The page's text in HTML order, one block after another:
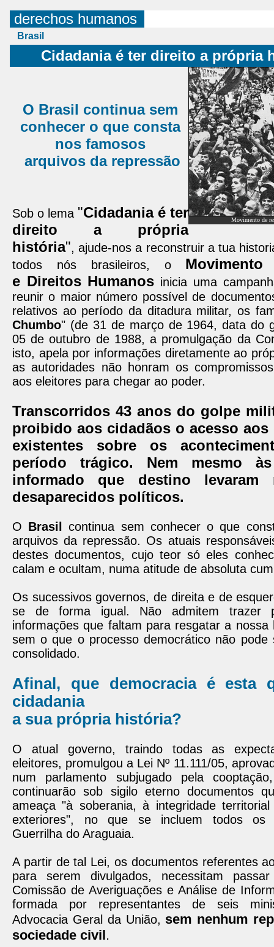
derechos humanos
Brasil
Cidadania é ter direito a própria
Movimento de
O Brasil continua sem
conhecer o que consta
nos famosos
arquivos da repressão
Sob o lema "Cidadania é ter
direito a própria
história", ajude-nos a reconstruir a tua
todos nós brasileiros, o
e Direitos Humanos inicia uma
reunir o maior número possível de
relativos ao período da ditadura militar, os
Chumbo" (de 31 de março de 1964, data do
05 de outubro de 1988, a promulgação da
isto, apela por informações diretamente ao
as autoridades não honram os
aos eleitores para chegar ao poder.
Transcorridos 43 anos do golpe
proibido aos cidadãos o acesso aos
existentes sobre os
período trágico. Nem mesmo
informado que destino levaram
desaparecidos políticos.
O Brasilcontinua sem conhecer o que
arquivos da repressão. Os atuais
destes documentos, cujo teor só eles
calam e ocultam, numa atitude de absoluta
Os sucessivos governos, de direita e de
se de forma igual. Não admitem
informações que faltam para resgatar a nossa
sem o que o processo democrático não pode
consolidado.
Afinal, que democracia é esta
cidadania
a sua própria história?
O atual governo, traindo todas as
eleitores, promulgou a Lei Nº 11.111/05,
num parlamento subjugado pela
continuarão sob sigilo eterno documentos
ameaça "à soberania, à integridade
exteriores", no que se incluem todos os
Guerrilha do Araguaia.
A partir de tal Lei, os documentos referentes
para serem divulgados, necessitam
Comissão de Averiguações e Análise de
formada por representantes de seis
Advocacia Geral da União, sem nenhum
sociedade civil.